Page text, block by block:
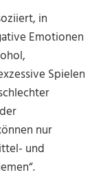
in
Emotionen
Spielen
nur
und